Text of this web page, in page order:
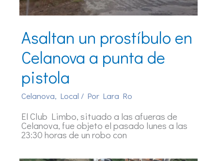
Asaltan un prostíbulo en
Celanova a punta de
pistola
Celanova, Local / Por Lara Ro
El Club Limbo, situado a las afueras de
Celanova, fue objeto el pasado lunes a las
23:30 horas de un robo con